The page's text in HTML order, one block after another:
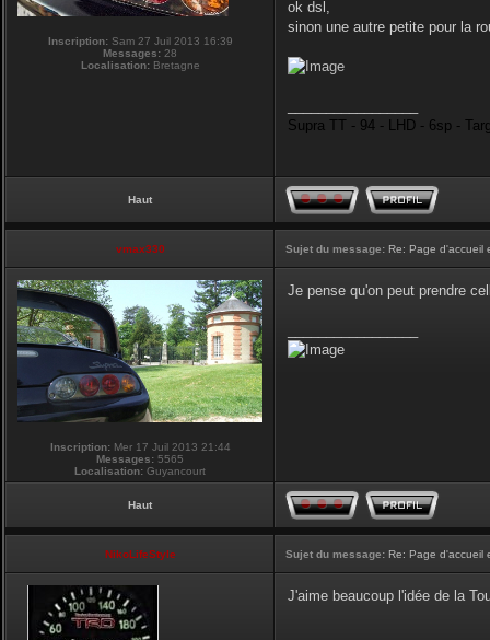
Inscription:Sam 27 Juil 2013 16:39
Messages: 28
Localisation:Bretagne
ok dsl,
sinon une autre petite pour la
Supra TT - 94 - LHD - 6sp -
Haut
vmax330 Sujet du message: Re: Page d'accueil
Inscription:Mer 17 Juil 2013 21:44
Messages: 5565
Localisation: Guyancourt
Je pense qu'on peut prendre
Haut
NikoLifeStyle Sujet du message: Re: Page d'accueil
J'aime beaucoup l'idée de la